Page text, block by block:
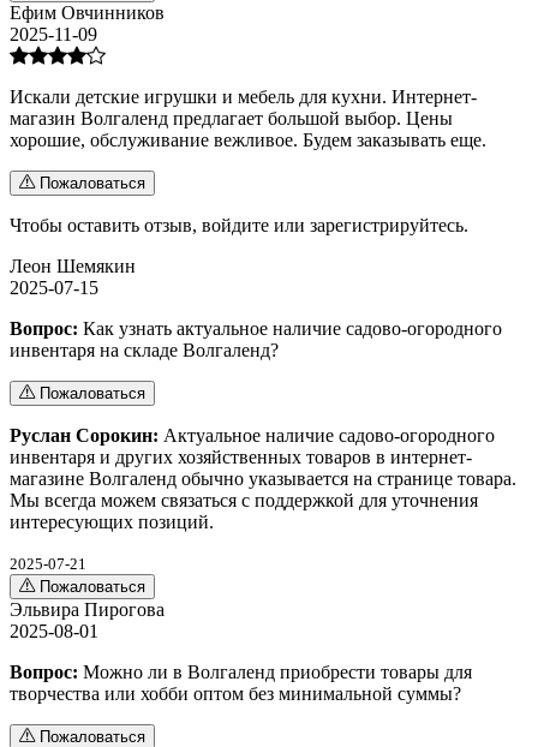
Ефим Овчинников
2025-11-09
Искали детские игрушки и мебель для кухни. Интернет-
магазин Волгаленд предлагает большой выбор. Цены
хорошие, обслуживание вежливое. Будем заказывать еще.
Пожаловаться
Чтобы оставить отзыв, войдите или зарегистрируйтесь.
Леон Шемякин
2025-07-15
Вопрос: Как узнать актуальное наличие садово-огородного
инвентаря на складе Волгаленд?
Пожаловаться
Руслан Сорокин: Актуальное наличие садово-огородного
инвентаря и других хозяйственных товаров в интернет-
магазине Волгаленд обычно указывается на странице товара.
Мы всегда можем связаться с поддержкой для уточнения
интересующих позиций.
2025-07-21
Пожаловаться
Эльвира Пирогова
2025-08-01
Вопрос: Можно ли в Волгаленд приобрести товары для
творчества или хобби оптом без минимальной суммы?
Пожаловаться